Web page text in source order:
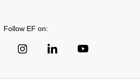
Follow EF on: